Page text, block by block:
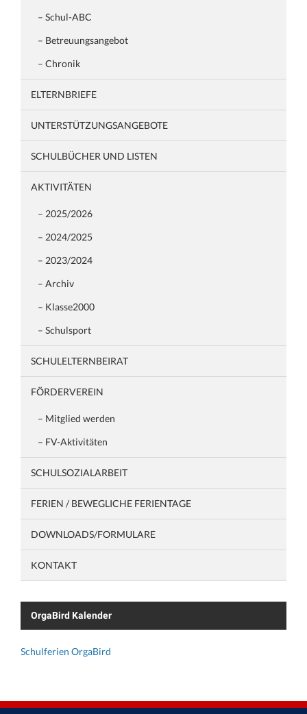
– Schul-ABC
– Betreuungsangebot
– Chronik
ELTERNBRIEFE
UNTERSTÜTZUNGSANGEBOTE
SCHULBÜCHER UND LISTEN
AKTIVITÄTEN
– 2025/2026
– 2024/2025
– 2023/2024
– Archiv
– Klasse2000
– Schulsport
SCHULELTERNBEIRAT
FÖRDERVEREIN
– Mitglied werden
– FV-Aktivitäten
SCHULSOZIALARBEIT
FERIEN / BEWEGLICHE FERIENTAGE
DOWNLOADS/FORMULARE
KONTAKT
OrgaBird Kalender
Schulferien OrgaBird